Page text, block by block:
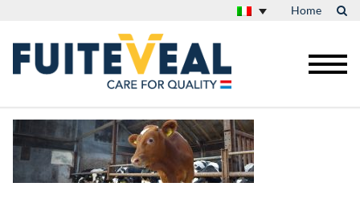
Home